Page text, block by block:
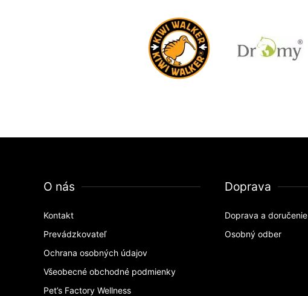
O nás
Kontakt
Prevádzkovateľ
Ochrana osobných údajov
Všeobecné obchodné podmienky
Pet’s Factory Wellness
Doprava
Doprava a doručenie
Osobný odber